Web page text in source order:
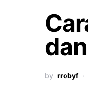
by rrobyf